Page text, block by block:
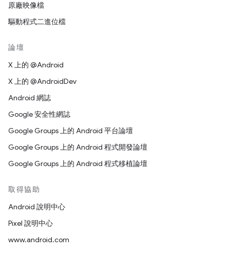
原廠映像檔
驅動程式二進位檔
論壇
X 上的 @Android
X 上的 @AndroidDev
Android 網誌
Google 安全性網誌
Google Groups 上的 Android 平台論壇
Google Groups 上的 Android 程式開發論壇
Google Groups 上的 Android 程式移植論壇
取得協助
Android 說明中心
Pixel 說明中心
www.android.com